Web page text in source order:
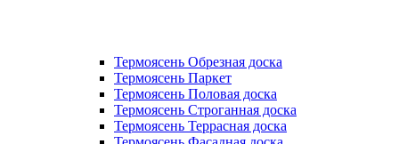
Термоясень Обрезная доска
Термоясень Паркет
Термоясень Половая доска
Термоясень Строганная доска
Термоясень Террасная доска